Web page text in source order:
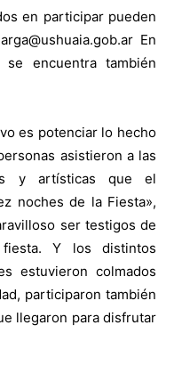
en participar pueden
En
encuentra también
es potenciar lo hecho
asistieron a las
y artísticas que el
noches de la Fiesta»,
ser testigos de
Y los distintos
estuvieron colmados
participaron también
llegaron para disfrutar